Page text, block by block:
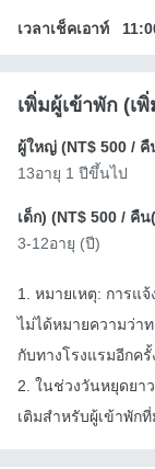
เวลาเช็คเอาท์
เพิ่มผู้เข้าพัก (เ
ผู้ใหญ่ (NT$ 500 / คื
13อายุ 1 ปีขึ้นไป
เด็ก) (NT$ 500 / คืน
3-12อายุ (ปี)
1. หมายเหตุ: การแ
ไม่ได้หมายความว่า
กับทางโรงแรมอีกค
2. ในช่วงวันหยุดยา
เติมสำหรับผู้เข้าพัก